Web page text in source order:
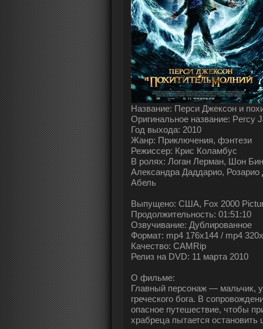
Название: Перси Джексон и
Оригинальное название: Percy
Год выхода: 2010
Жанр: Приключения, фэнтези
Режиссер: Крис Коламбус
В ролях: Логан Лерман, Шон
Александра Даддарио,
Абель
Выпущено: США, Fox 2000
Продолжительность: 01:51:10
Озвучивание: Дублированное
Формат: mp4 176x144 / mp4
Качество: CAMRip
Релиз на DVD: 11 марта 2010
О фильме:
Главный персонаж — мальчик,
греческого бога. В
опасное путешествие, чтобы
храбреца пытается